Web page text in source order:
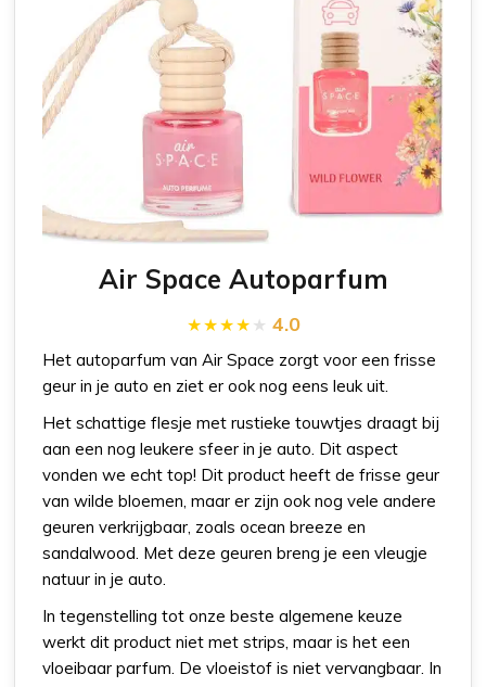
Air Space Autoparfum
4.0
Het autoparfum van Air Space zorgt voor een frisse
geur in je auto en ziet er ook nog eens leuk uit.
Het schattige flesje met rustieke touwtjes draagt bij
aan een nog leukere sfeer in je auto. Dit aspect
vonden we echt top! Dit product heeft de frisse geur
van wilde bloemen, maar er zijn ook nog vele andere
geuren verkrijgbaar, zoals ocean breeze en
sandalwood. Met deze geuren breng je een vleugje
natuur in je auto.
In tegenstelling tot onze beste algemene keuze
werkt dit product niet met strips, maar is het een
vloeibaar parfum. De vloeistof is niet vervangbaar. In